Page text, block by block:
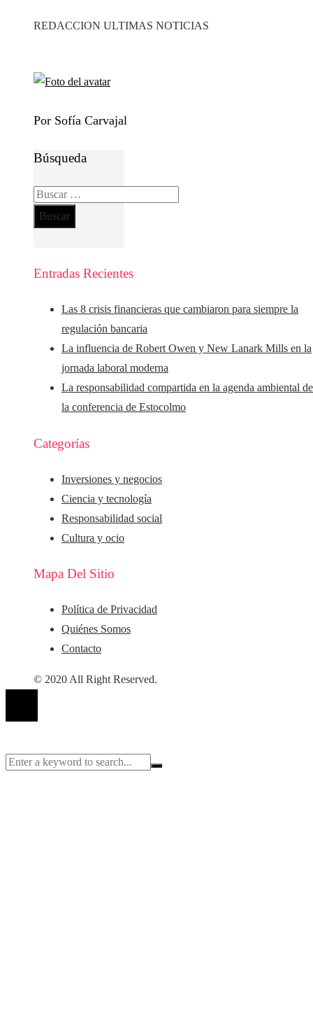
REDACCION ULTIMAS NOTICIAS
Por Sofía Carvajal
Búsqueda
Buscar:
Entradas Recientes
Las 8 crisis financieras que cambiaron para siempre la
regulación bancaria
La influencia de Robert Owen y New Lanark Mills en la
jornada laboral moderna
La responsabilidad compartida en la agenda ambiental
la conferencia de Estocolmo
Categorías
Inversiones y negocios
Ciencia y tecnología
Responsabilidad social
Cultura y ocio
Mapa Del Sitio
Política de Privacidad
Quiénes Somos
Contacto
© 2020 All Right Reserved.